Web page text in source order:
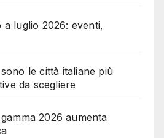
luglio 2026: eventi,
le città italiane più
da scegliere
2026 aumenta